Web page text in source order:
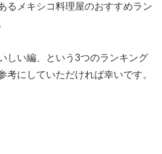
るメキシコ料理屋のおすすめラン
しい編、という3つのランキング
考にしていただければ幸いです。